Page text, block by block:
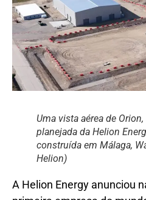
Uma vista aérea de
planejada da Helion
construída em Málaga,
Helion)
A Helion Energy anunciou